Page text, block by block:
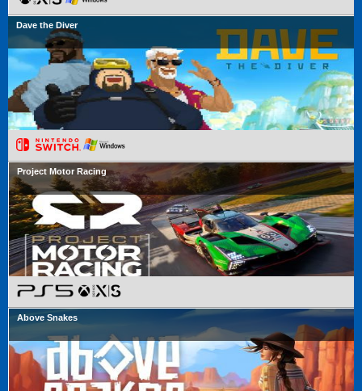
Dave the Diver
Project Motor Racing
Above Snakes